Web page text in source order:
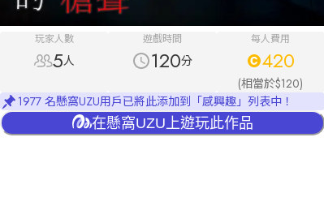
玩家人數
5人
遊戲時間
120分
每人費用
420
(相當於$120)
1977 名懸窩UZU用戶已將此添加到「感興趣」列表中！
在懸窩UZU上遊玩此作品